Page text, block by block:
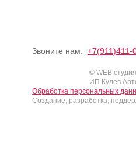
Звоните нам: +7(911)411-
© WEB
ИП Кулев
Обработка персональных
Создание, разработка,